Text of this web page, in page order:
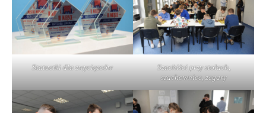
Statuetki dla zwycięzców
Szachiści przy stołach,
szachownice, zegary